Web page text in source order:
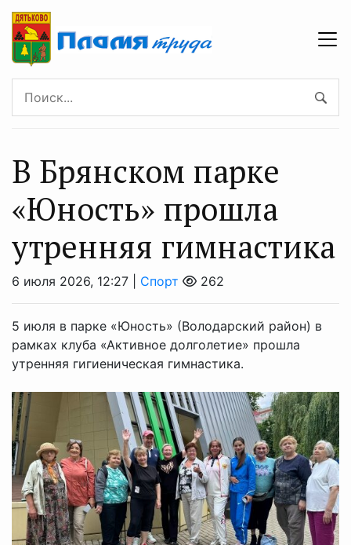
В Брянском парке
«Юность» прошла
утренняя гимнастика
6 июля 2026, 12:27 | Спорт 262
5 июля в парке «Юность» (Володарский район) в
рамках клуба «Активное долголетие» прошла
утренняя гигиеническая гимнастика.